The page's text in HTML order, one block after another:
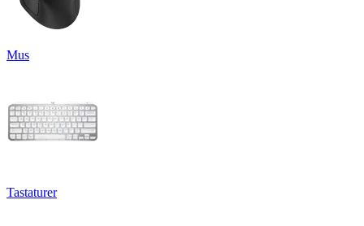
Mus
Tastaturer